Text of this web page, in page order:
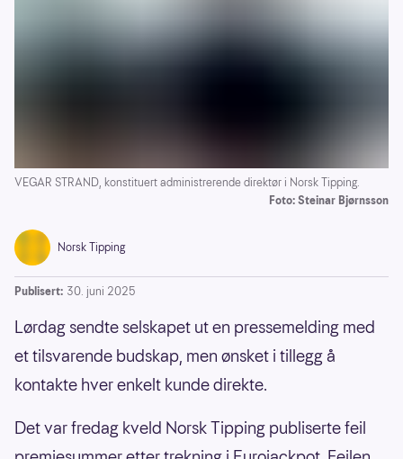
VEGAR STRAND, konstituert administrerende direktør i Norsk Tipping.
Foto: Steinar Bjørnsson
Norsk Tipping
Publisert: 30. juni 2025
Lørdag sendte selskapet ut en pressemelding med
et tilsvarende budskap, men ønsket i tillegg å
kontakte hver enkelt kunde direkte.
Det var fredag kveld Norsk Tipping publiserte feil